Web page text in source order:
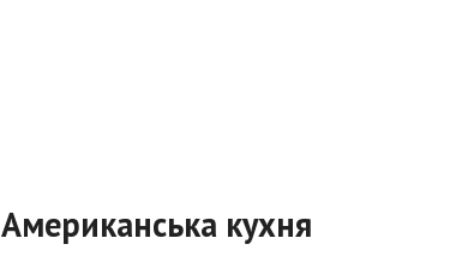
Американська кухня